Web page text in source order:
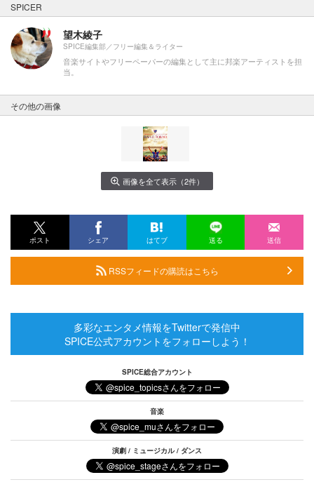
SPICER
望木綾子
SPICE編集部／フリー編集＆ライター
音楽サイトやフリーペーパーの編集として主に邦楽アーティストを担
当。
その他の画像
画像を全て表示（2件）
ポスト シェア はてブ 送る 送信
RSSフィードの購読はこちら
多彩なエンタメ情報をTwitterで発信中
SPICE公式アカウントをフォローしよう！
SPICE総合アカウント
音楽
演劇 / ミュージカル / ダンス